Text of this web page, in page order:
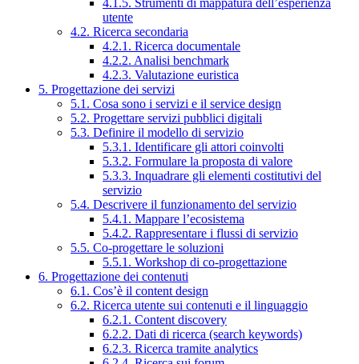
utente
4.2. Ricerca secondaria
4.2.1. Ricerca documentale
4.2.2. Analisi benchmark
4.2.3. Valutazione euristica
5. Progettazione dei servizi
5.1. Cosa sono i servizi e il service design
5.2. Progettare servizi pubblici digitali
5.3. Definire il modello di servizio
5.3.1. Identificare gli attori coinvolti
5.3.2. Formulare la proposta di valore
5.3.3. Inquadrare gli elementi costitutivi del
servizio
5.4. Descrivere il funzionamento del servizio
5.4.1. Mappare l’ecosistema
5.4.2. Rappresentare i flussi di servizio
5.5. Co-progettare le soluzioni
5.5.1. Workshop di co-progettazione
6. Progettazione dei contenuti
6.1. Cos’è il content design
6.2. Ricerca utente sui contenuti e il linguaggio
6.2.1. Content discovery
6.2.2. Dati di ricerca (search keywords)
6.2.3. Ricerca tramite analytics